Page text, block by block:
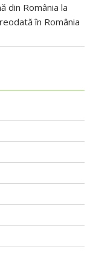
din România la
în România